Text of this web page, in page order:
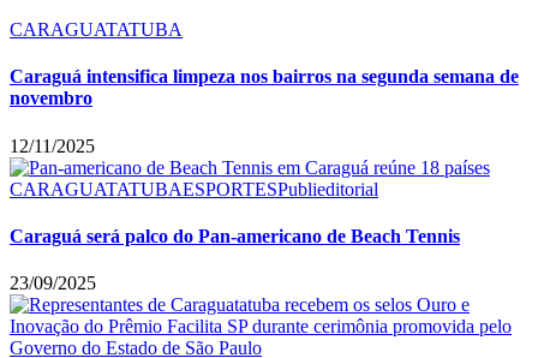
CARAGUATATUBA
Caraguá intensifica limpeza nos bairros na segunda semana de
novembro
12/11/2025
CARAGUATATUBAESPORTESPublieditorial
Caraguá será palco do Pan-americano de Beach Tennis
23/09/2025